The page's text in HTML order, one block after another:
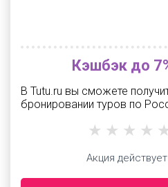
Кэшбэк до
В Tutu.ru вы сможете
бронировании туров по
Акция